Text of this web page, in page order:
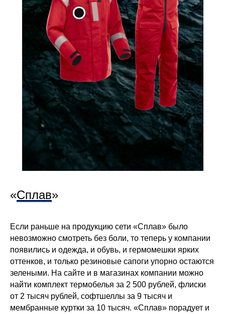
«Сплав»
Если раньше на продукцию сети «Сплав» было
невозможно смотреть без боли, то теперь у компании
появились и одежда, и обувь, и гермомешки ярких
оттенков, и только резиновые сапоги упорно остаются
зелеными. На сайте и в магазинах компании можно
найти комплект термобелья за 2 500 рублей, флиски
от 2 тысяч рублей, софтшеллы за 9 тысяч и
мембранные куртки за 10 тысяч. «Сплав» порадует и